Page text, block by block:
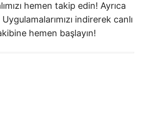
hemen takip edin! Ayrıca
Uygulamalarımızı indirerek canlı
hemen başlayın!